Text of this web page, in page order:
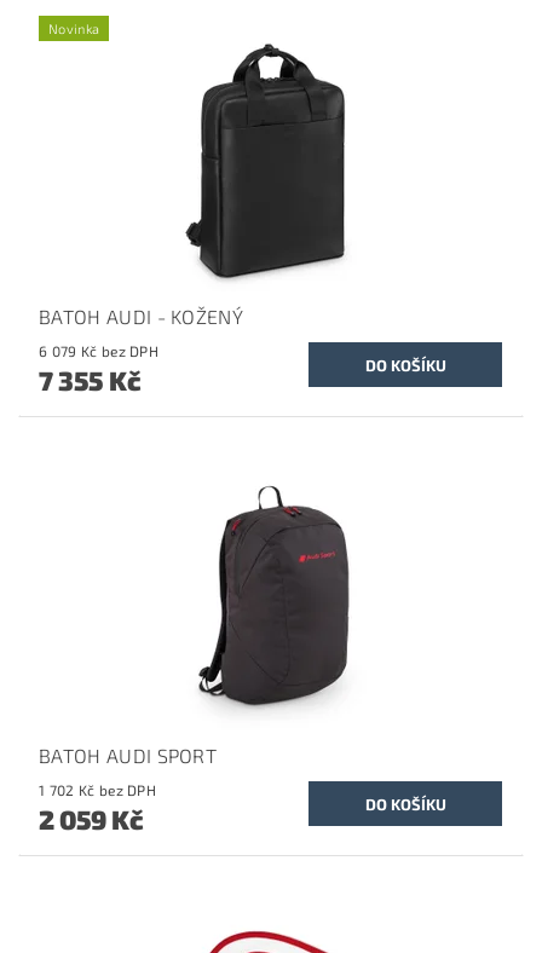
Novinka
BATOH AUDI - KOŽENÝ
6 079 Kč bez DPH
7 355 Kč
BATOH AUDI SPORT
1 702 Kč bez DPH
2 059 Kč